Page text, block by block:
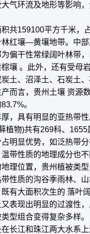
气环流及地形等影响
159100平方千米，占
红壤—黄壤地带。中
偏干性常绿阔叶林带
壤 。此外，还有受母
土、沼泽土、石炭土
而言，贵州土壤 资源
。
具有明显的亚热带性
植物)共有269科、
明显优势，如泛热带
带性质的地理成分也
理位置，贵州植被类
性质的沟谷季雨林、
有大面积次生的 落叶
表现出明显的过渡性
型组合变得复杂多样。
江和珠江两大水系上